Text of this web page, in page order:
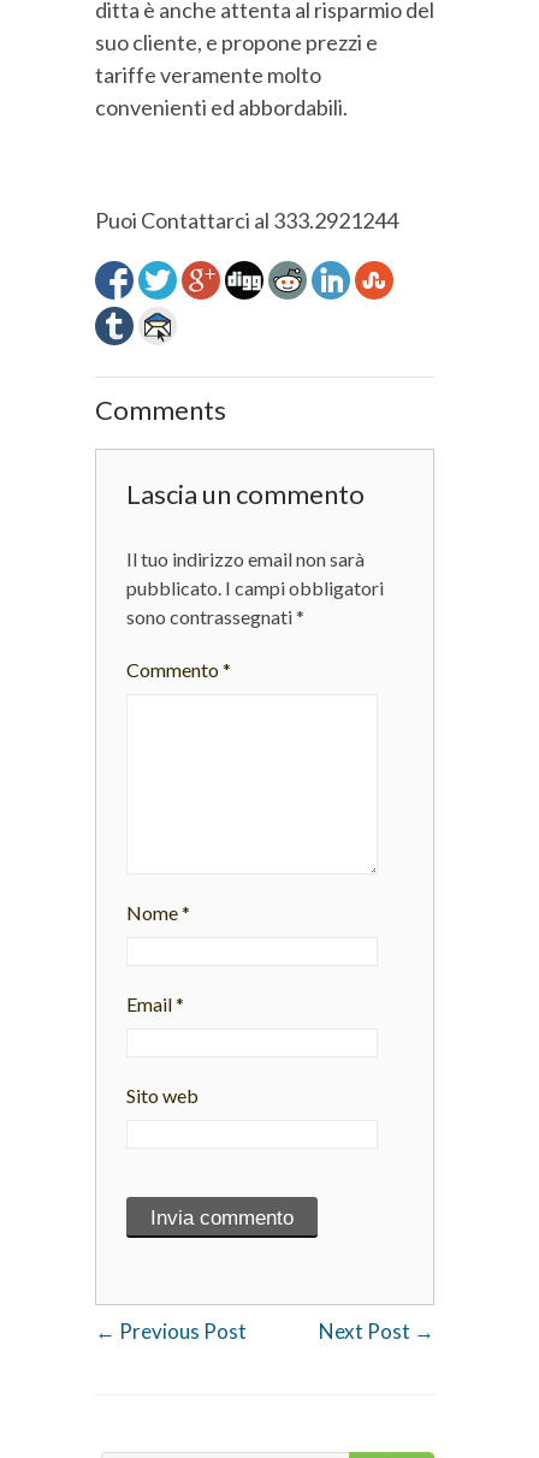
ditta è anche attenta al risparmio del
suo cliente, e propone prezzi e
tariffe veramente molto
convenienti ed abbordabili.
Puoi Contattarci al 333.2921244
Comments
Lascia un commento
Il tuo indirizzo email non sarà
pubblicato. I campi obbligatori
sono contrassegnati*
Commento*
Nome*
Email*
Sito web
← Previous Post Next Post →